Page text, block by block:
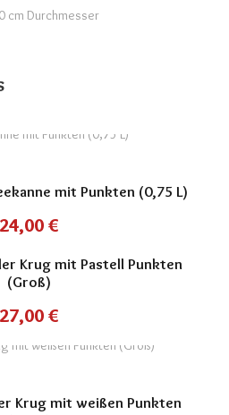
cm Durchmesser
mit Punkten (0,75 L)
24,00 €
Krug mit Pastell Punkten
(Groß)
27,00 €
Krug mit weißen Punkten